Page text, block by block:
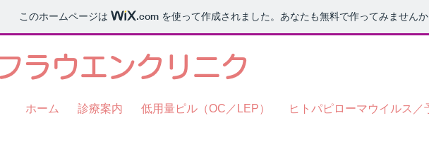
このホームページは .com を使って作成されました。あなたも無料で作ってみませんか
ラウエンクリニク
ホーム 診療案内 低用量ピル（OC／LEP） ヒトパピローマウイルス／